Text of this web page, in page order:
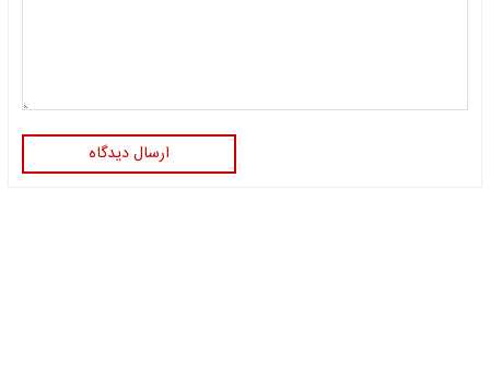
ارسال دیدگاه